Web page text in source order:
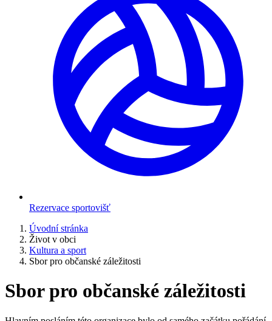
Rezervace sportovišť
Úvodní stránka
Život v obci
Kultura a sport
Sbor pro občanské záležitosti
Sbor pro občanské záležitosti